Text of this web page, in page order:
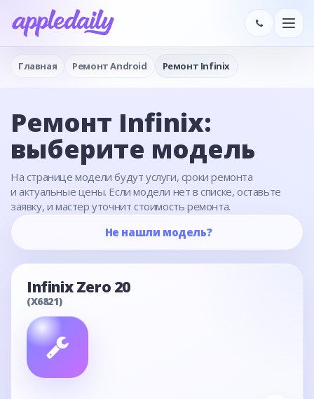
Главная Ремонт Android Ремонт Infinix
Ремонт Infinix:
выберите модель
На странице модели будут услуги, сроки ремонта
и актуальные цены. Если модели нет в списке, оставьте
заявку, и мастер уточнит стоимость ремонта.
Не нашли модель?
Infinix Zero 20
(X6821)